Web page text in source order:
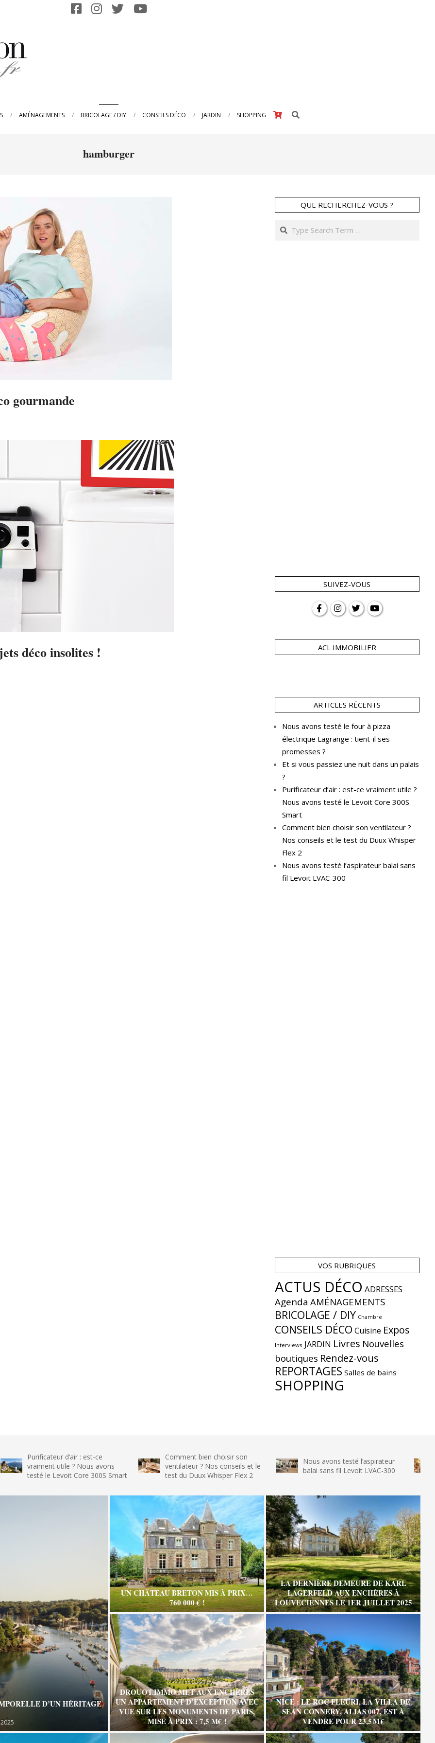
AMÉNAGEMENTS BRICOLAGE / DIY CONSEILS DÉCO JARDIN SHOPPING Search
hamburger
gourmande
déco insolites !
QUE RECHERCHEZ-VOUS ?
Search
SUIVEZ-VOUS
ACL IMMOBILIER
ARTICLES RÉCENTS
Nous avons testé le four à pizza
électrique Lagrange : tient-il ses
promesses ?
Et si vous passiez une nuit dans un palais
?
Purificateur d’air : est-ce vraiment utile ?
Nous avons testé le Levoit Core 300S
Smart
Comment bien choisir son ventilateur ?
Nos conseils et le test du Duux Whisper
Flex 2
Nous avons testé l’aspirateur balai sans
fil Levoit LVAC-300
VOS RUBRIQUES
ACTUS DÉCO ADRESSES
Agenda AMÉNAGEMENTS
BRICOLAGE / DIY Chambre
CONSEILS DÉCO Cuisine Expos
Interviews JARDIN Livres Nouvelles
boutiques Rendez-vous
REPORTAGES Salles de bains
SHOPPING
d’air : est-ce
utile ? Nous avons
le Levoit Core 300S Smart
Comment bien choisir son
ventilateur ? Nos conseils et le
test du Duux Whisper Flex 2
Nous avons testé l’aspirateur
balai sans fil Levoit LVAC-300
Nous
glace
D’UN HÉRITAGE
UN CHÂTEAU BRETON MIS À PRIX…
760 000 € !
LA DERNIÈRE DEMEURE DE KARL
LAGERFELD AUX ENCHÈRES À
LOUVECIENNES LE 1ER JUILLET 2025
DROUOT.IMMO MET AUX ENCHÈRES
UN APPARTEMENT D’EXCEPTION AVEC
VUE SUR LES MONUMENTS DE PARIS,
MISE À PRIX : 7,5 M€ !
NICE : LE ROC FLEURI, LA VILLA DE
SEAN CONNERY, ALIAS 007, EST À
VENDRE POUR 23,5 M €